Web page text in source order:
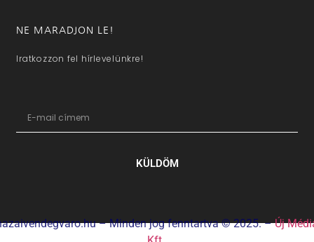
NE MARADJON LE!
Iratkozzon fel hírlevelünkre!
KÜLDÖM
– Minden jog fenntartva © 2025. –Új